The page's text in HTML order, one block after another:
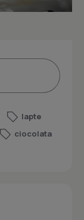
lapte
ciocolata